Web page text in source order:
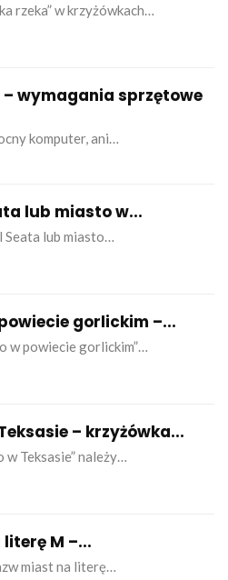
rzeka” w krzyżówkach…
wymagania sprzętowe
komputer, ani…
lub miasto w...
Seata lub miasto…
gorlickim –...
w powiecie gorlickim”…
– krzyżówka...
w Teksasie” należy…
M –...
miast na literę…